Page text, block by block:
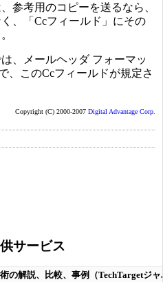
参考用のコピーを送るなら、
、「Ccフィールド」にその
、メールヘッダ フォーマッ
、このCcフィールドが規定さ
Copyright (C) 2000-2007 Digital Advantage Corp.
サービス